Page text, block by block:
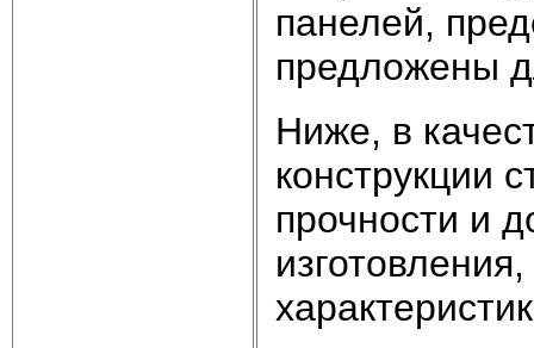
панелей,
предложены
Ниже, в
конструкции
прочности и